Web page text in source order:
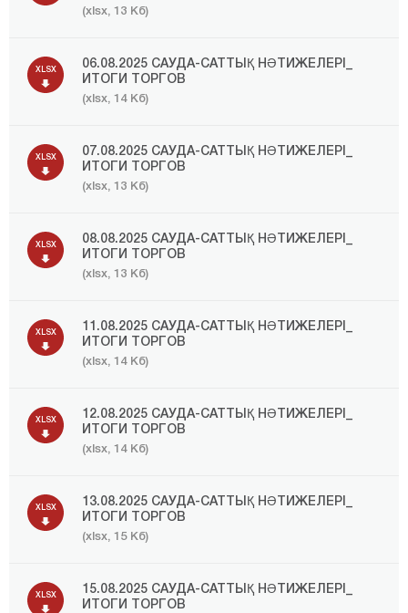
(xlsx, 13 Кб)
XLSX
06.08.2025 САУДА-САТТЫҚ НӘТИЖЕЛЕРІ_
ИТОГИ ТОРГОВ
(xlsx, 14 Кб)
XLSX
07.08.2025 САУДА-САТТЫҚ НӘТИЖЕЛЕРІ_
ИТОГИ ТОРГОВ
(xlsx, 13 Кб)
XLSX
08.08.2025 САУДА-САТТЫҚ НӘТИЖЕЛЕРІ_
ИТОГИ ТОРГОВ
(xlsx, 13 Кб)
XLSX
11.08.2025 САУДА-САТТЫҚ НӘТИЖЕЛЕРІ_
ИТОГИ ТОРГОВ
(xlsx, 14 Кб)
XLSX
12.08.2025 САУДА-САТТЫҚ НӘТИЖЕЛЕРІ_
ИТОГИ ТОРГОВ
(xlsx, 14 Кб)
XLSX
13.08.2025 САУДА-САТТЫҚ НӘТИЖЕЛЕРІ_
ИТОГИ ТОРГОВ
(xlsx, 15 Кб)
XLSX
15.08.2025 САУДА-САТТЫҚ НӘТИЖЕЛЕРІ_
ИТОГИ ТОРГОВ